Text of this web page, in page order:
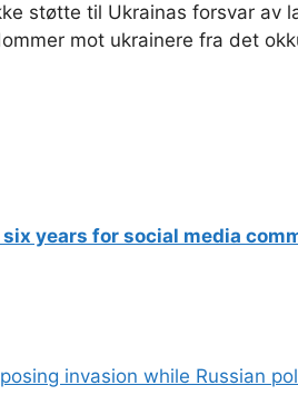
støtte til Ukrainas forsvar av
mot ukrainere fra det
years for social media
invasion while Russian